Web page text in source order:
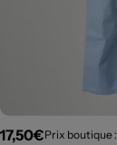
17,50€Prix boutique :